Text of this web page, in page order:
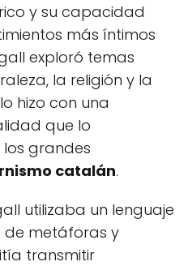
y su capacidad
más íntimos
exploró temas
la religión y la
hizo con una
que lo
grandes
catalán.
utilizaba un lenguaje
de metáforas y
transmitir